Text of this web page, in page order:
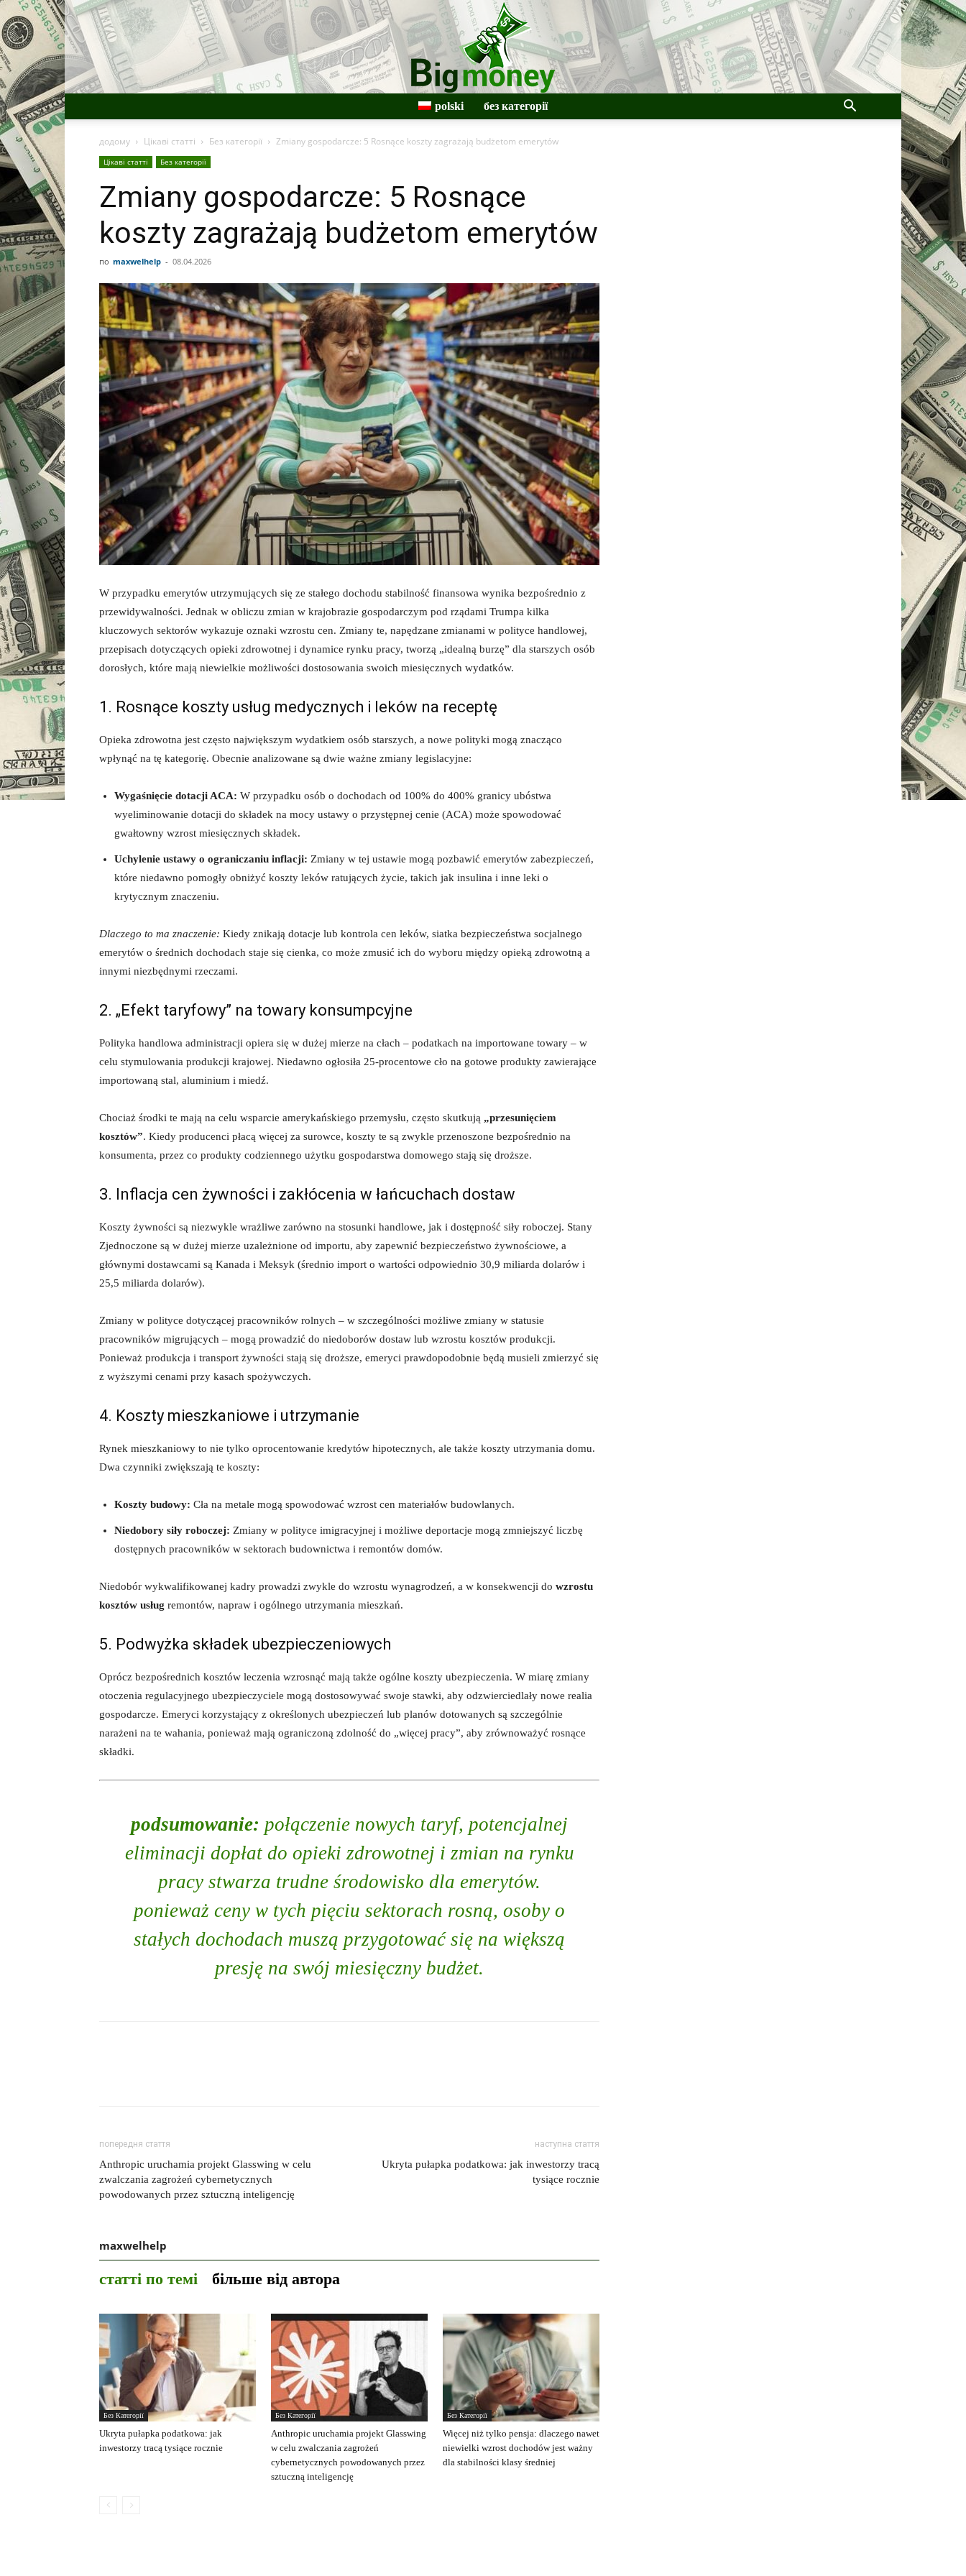
BigMoney
polski без категорії
додому Цікаві статті Без категорії Zmiany gospodarcze: 5 Rosnące koszty zagrażają budżetom emerytów
Цікаві статті Без категорії
Zmiany gospodarcze: 5 Rosnące
koszty zagrażają budżetom emerytów
по maxwelhelp - 08.04.2026
W przypadku emerytów utrzymujących się ze stałego dochodu stabilność finansowa wynika bezpośrednio z
przewidywalności. Jednak w obliczu zmian w krajobrazie gospodarczym pod rządami Trumpa kilka
kluczowych sektorów wykazuje oznaki wzrostu cen. Zmiany te, napędzane zmianami w polityce handlowej,
przepisach dotyczących opieki zdrowotnej i dynamice rynku pracy, tworzą „idealną burzę” dla starszych osób
dorosłych, które mają niewielkie możliwości dostosowania swoich miesięcznych wydatków.
1. Rosnące koszty usług medycznych i leków na receptę
Opieka zdrowotna jest często największym wydatkiem osób starszych, a nowe polityki mogą znacząco
wpłynąć na tę kategorię. Obecnie analizowane są dwie ważne zmiany legislacyjne:
Wygaśnięcie dotacji ACA: W przypadku osób o dochodach od 100% do 400% granicy ubóstwa
wyeliminowanie dotacji do składek na mocy ustawy o przystępnej cenie (ACA) może spowodować
gwałtowny wzrost miesięcznych składek.
Uchylenie ustawy o ograniczaniu inflacji: Zmiany w tej ustawie mogą pozbawić emerytów zabezpieczeń,
które niedawno pomogły obniżyć koszty leków ratujących życie, takich jak insulina i inne leki o
krytycznym znaczeniu.
Dlaczego to ma znaczenie: Kiedy znikają dotacje lub kontrola cen leków, siatka bezpieczeństwa socjalnego
emerytów o średnich dochodach staje się cienka, co może zmusić ich do wyboru między opieką zdrowotną a
innymi niezbędnymi rzeczami.
2. „Efekt taryfowy” na towary konsumpcyjne
Polityka handlowa administracji opiera się w dużej mierze na cłach – podatkach na importowane towary – w
celu stymulowania produkcji krajowej. Niedawno ogłosiła 25-procentowe cło na gotowe produkty zawierające
importowaną stal, aluminium i miedź.
Chociaż środki te mają na celu wsparcie amerykańskiego przemysłu, często skutkują „przesunięciem
kosztów”. Kiedy producenci płacą więcej za surowce, koszty te są zwykle przenoszone bezpośrednio na
konsumenta, przez co produkty codziennego użytku gospodarstwa domowego stają się droższe.
3. Inflacja cen żywności i zakłócenia w łańcuchach dostaw
Koszty żywności są niezwykle wrażliwe zarówno na stosunki handlowe, jak i dostępność siły roboczej. Stany
Zjednoczone są w dużej mierze uzależnione od importu, aby zapewnić bezpieczeństwo żywnościowe, a
głównymi dostawcami są Kanada i Meksyk (średnio import o wartości odpowiednio 30,9 miliarda dolarów i
25,5 miliarda dolarów).
Zmiany w polityce dotyczącej pracowników rolnych – w szczególności możliwe zmiany w statusie
pracowników migrujących – mogą prowadzić do niedoborów dostaw lub wzrostu kosztów produkcji.
Ponieważ produkcja i transport żywności stają się droższe, emeryci prawdopodobnie będą musieli zmierzyć się
z wyższymi cenami przy kasach spożywczych.
4. Koszty mieszkaniowe i utrzymanie
Rynek mieszkaniowy to nie tylko oprocentowanie kredytów hipotecznych, ale także koszty utrzymania domu.
Dwa czynniki zwiększają te koszty:
Koszty budowy: Cła na metale mogą spowodować wzrost cen materiałów budowlanych.
Niedobory siły roboczej: Zmiany w polityce imigracyjnej i możliwe deportacje mogą zmniejszyć liczbę
dostępnych pracowników w sektorach budownictwa i remontów domów.
Niedobór wykwalifikowanej kadry prowadzi zwykle do wzrostu wynagrodzeń, a w konsekwencji do wzrostu
kosztów usług remontów, napraw i ogólnego utrzymania mieszkań.
5. Podwyżka składek ubezpieczeniowych
Oprócz bezpośrednich kosztów leczenia wzrosnąć mają także ogólne koszty ubezpieczenia. W miarę zmiany
otoczenia regulacyjnego ubezpieczyciele mogą dostosowywać swoje stawki, aby odzwierciedlały nowe realia
gospodarcze. Emeryci korzystający z określonych ubezpieczeń lub planów dotowanych są szczególnie
narażeni na te wahania, ponieważ mają ograniczoną zdolność do „więcej pracy”, aby zrównoważyć rosnące
składki.
podsumowanie: połączenie nowych taryf, potencjalnej
eliminacji dopłat do opieki zdrowotnej i zmian na rynku
pracy stwarza trudne środowisko dla emerytów.
ponieważ ceny w tych pięciu sektorach rosną, osoby o
stałych dochodach muszą przygotować się na większą
presję na swój miesięczny budżet.
попередня стаття
Anthropic uruchamia projekt Glasswing w celu
zwalczania zagrożeń cybernetycznych
powodowanych przez sztuczną inteligencję
наступна стаття
Ukryta pułapka podatkowa: jak inwestorzy tracą
tysiące rocznie
maxwelhelp
статті по темі більше від автора
Без Категорії
Ukryta pułapka podatkowa: jak
inwestorzy tracą tysiące rocznie
Без Категорії
Anthropic uruchamia projekt Glasswing
w celu zwalczania zagrożeń
cybernetycznych powodowanych przez
sztuczną inteligencję
Без Категорії
Więcej niż tylko pensja: dlaczego nawet
niewielki wzrost dochodów jest ważny
dla stabilności klasy średniej